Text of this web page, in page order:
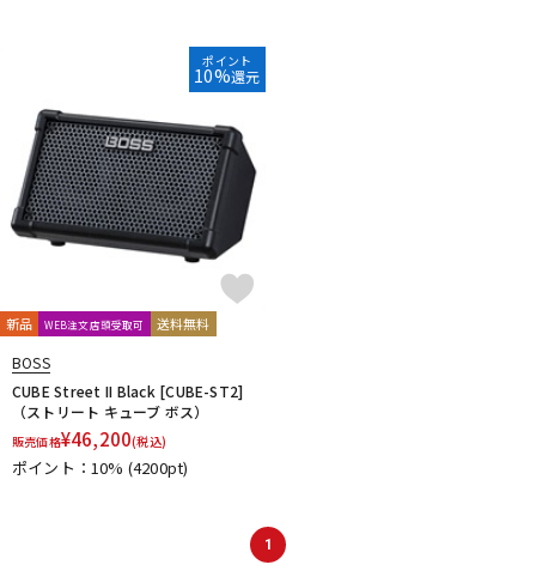
ポイント
10%還元
新品 WEB注文店頭受取可 送料無料
BOSS
CUBE Street II Black [CUBE-ST2]
（ストリート キューブ ボス）
販売価格¥46,200(税込)
ポイント：10% (4200pt)
1